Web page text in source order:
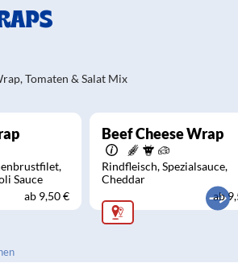
Tomaten & Salat Mix
Sauce
ab 9,50 €
Beef Cheese Wrap
Rindfleisch Spezialsauce
Cheddar
ab